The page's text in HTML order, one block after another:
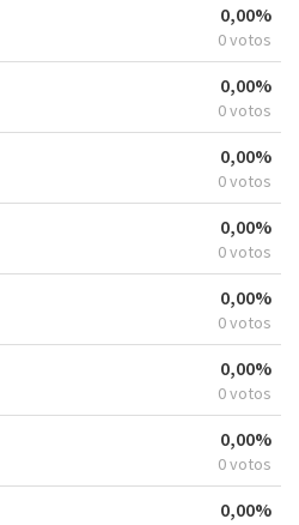
0,00%
0 votos
0,00%
0 votos
0,00%
0 votos
0,00%
0 votos
0,00%
0 votos
0,00%
0 votos
0,00%
0 votos
0,00%